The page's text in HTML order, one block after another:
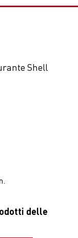
Shell
delle